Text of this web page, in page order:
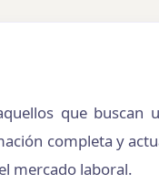
que buscan
completa y
mercado laboral.